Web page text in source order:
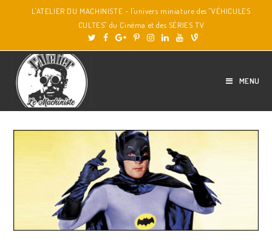
L'ATELIER DU MACHINISTE - l'univers miniature des "VÉHICULES
CULTES" du Cinéma et des SÉRIES TV
MENU